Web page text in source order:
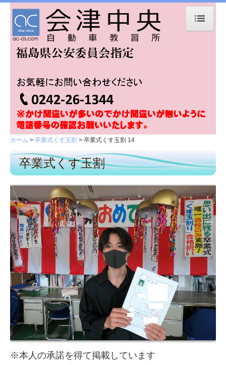
ホーム
入校手続き
卒業式くす玉割
卒業式くす玉割 2
卒業式くす玉割 3
卒業式くす玉割 4
卒業式くす玉割 5
卒業式くす玉割6
卒業式くす玉割 7
卒業式くす玉割 8
卒業式くす玉割 9
卒業式くす玉割 10
卒業式くす玉割 11
卒業式くす玉割 12
ホーム 卒業式くす玉割 卒業式くす玉割 14
卒業式くす玉割
※本人の承諾を得て掲載しています